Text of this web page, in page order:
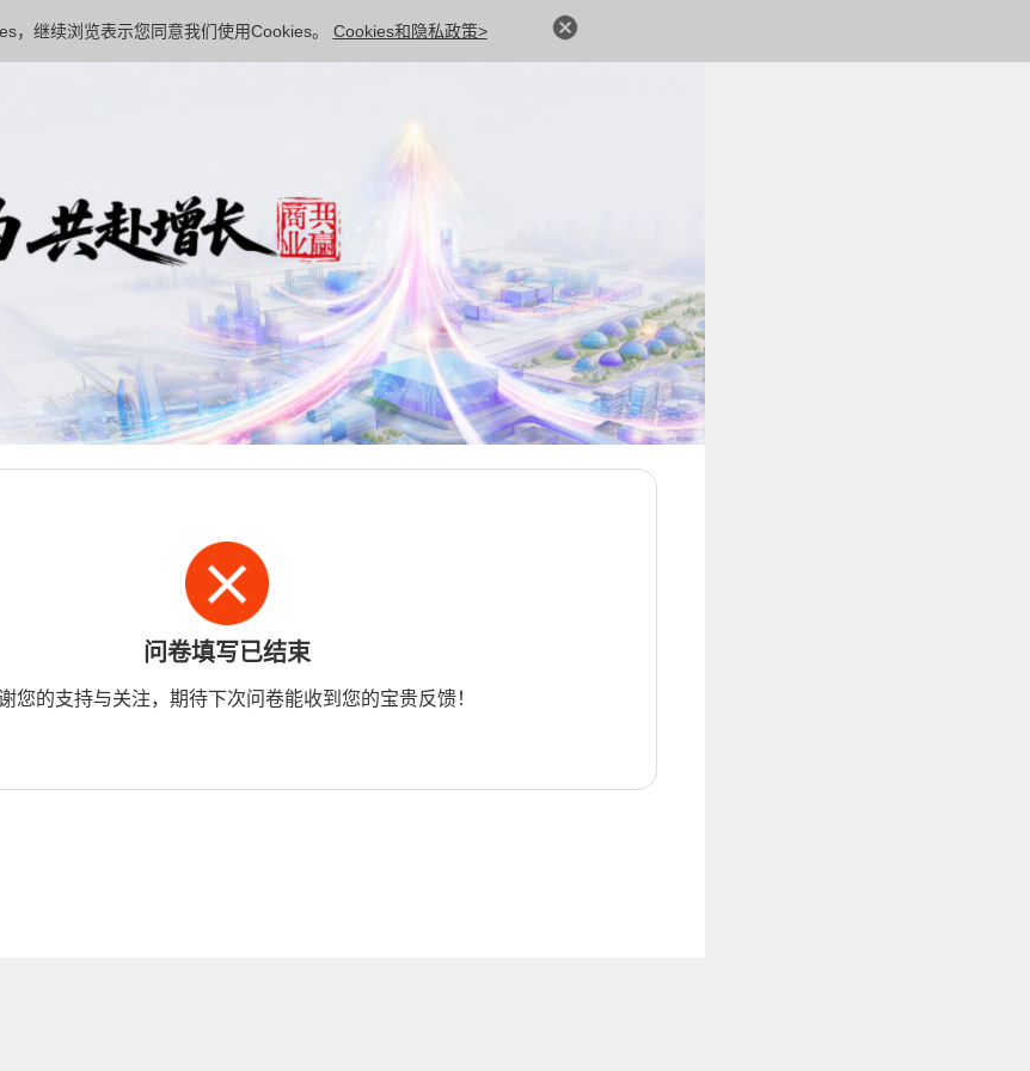
，继续浏览表示您同意我们使用Cookies。 Cookies和隐私政策>
问卷填写已结束
您的支持与关注，期待下次问卷能收到您的宝贵反馈！